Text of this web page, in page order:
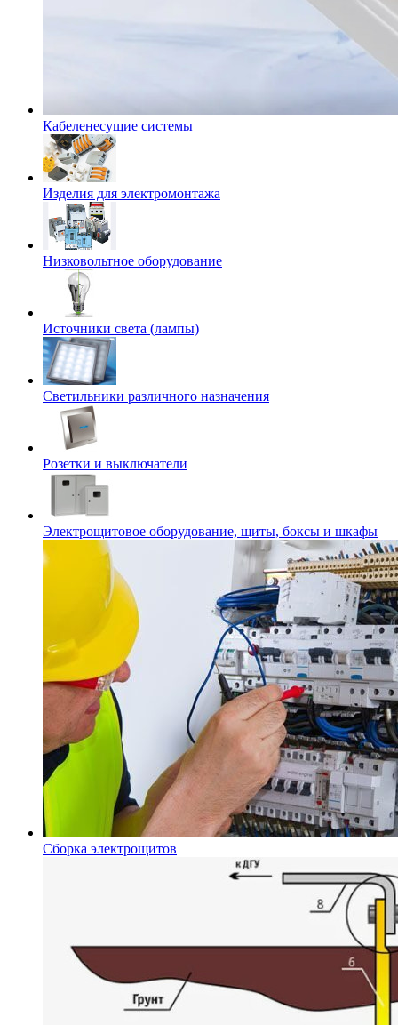
Кабеленесущие системы
Изделия для электромонтажа
Низковольтное оборудование
Источники света (лампы)
Светильники различного назначения
Розетки и выключатели
Электрощитовое оборудование, щиты, боксы и шкафы
Сборка электрощитов